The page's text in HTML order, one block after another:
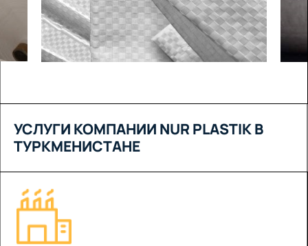
УСЛУГИ КОМПАНИИ NUR PLASTIK В
ТУРКМЕНИСТАНЕ